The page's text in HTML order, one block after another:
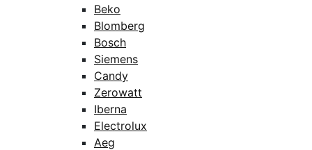
Beko
Blomberg
Bosch
Siemens
Candy
Zerowatt
Iberna
Electrolux
Aeg